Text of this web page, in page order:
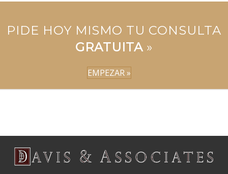
PIDE HOY MISMO TU CONSULTA
GRATUITA»
EMPEZAR »